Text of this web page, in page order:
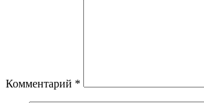
Комментарий *